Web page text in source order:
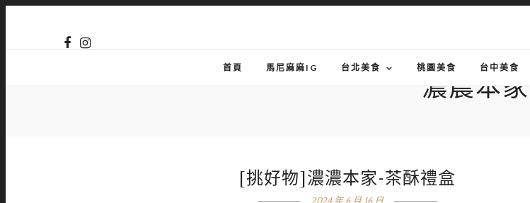
首頁 馬尼麻麻IG 台北美食 桃園美食 台中美食
濃農本家
[挑好物]濃濃本家-茶酥禮盒